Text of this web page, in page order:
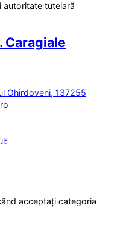
autoritate tutelară
Caragiale
Ghirdoveni, 137255
acceptați categoria